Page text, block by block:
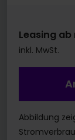
Leasing ab
inkl. MwSt.
Abbildung